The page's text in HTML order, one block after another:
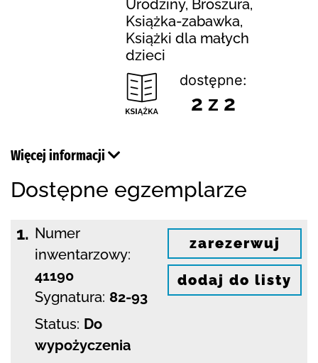
Urodziny, Broszura,
Książka-zabawka,
Książki dla małych
dzieci
dostępne:
2 z 2
Więcej informacji
Dostępne egzemplarze
1. Numer
inwentarzowy:
41190
Sygnatura: 82-93
Status: Do
wypożyczenia
zarezerwuj
dodaj do listy